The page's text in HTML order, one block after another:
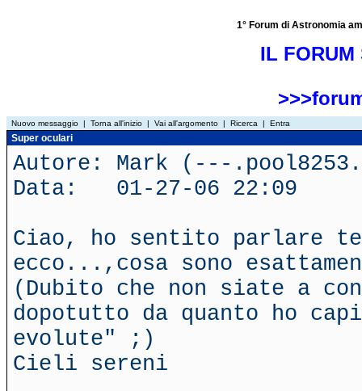
1° Forum di Astronomia
IL FORUM
Nuovo messaggio | Torna all'inizio | Vai all'argomento | Ricerca | Entra
Super oculari
Autore: Mark (---
Data: 01-27-06 22:09
Ciao, ho sentito parlare
ecco...,cosa sono
(Dubito che non siate a
dopotutto da quanto ho
evolute" ;)
Cieli sereni